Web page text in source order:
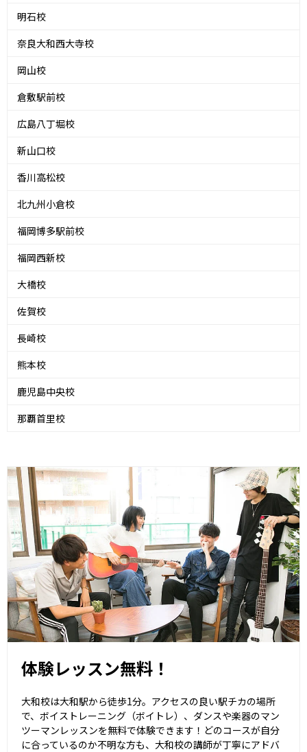
明石校
奈良大和西大寺校
岡山校
倉敷駅前校
広島八丁堀校
新山口校
香川高松校
北九州小倉校
福岡博多駅前校
福岡西新校
大橋校
佐賀校
長崎校
熊本校
鹿児島中央校
那覇首里校
体験レッスン無料！
大和校は大和駅から徒歩1分。アクセスの良い駅チカの場所
で、ボイストレーニング（ボイトレ）、ダンスや楽器のマン
ツーマンレッスンを無料で体験できます！どのコースが自分
に合っているのか不明な方も、大和校の講師が丁寧にアドバ